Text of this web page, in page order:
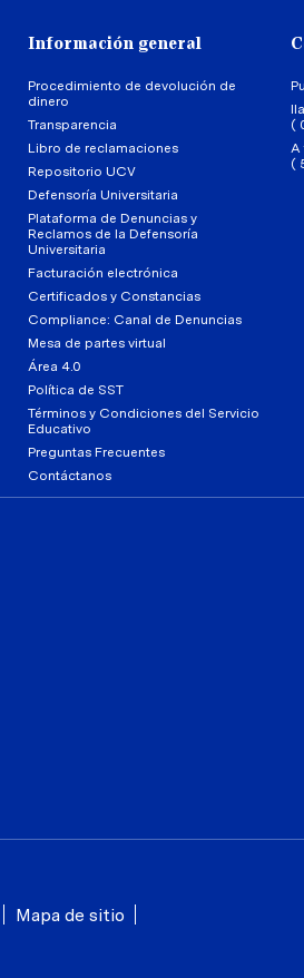
Información general
Procedimiento de devolución de
dinero
Transparencia
Libro de reclamaciones
Repositorio UCV
Defensoría Universitaria
Plataforma de Denuncias y
Reclamos de la Defensoría
Universitaria
Facturación electrónica
Certificados y Constancias
Compliance: Canal de Denuncias
Mesa de partes virtual
Área 4.0
Política de SST
Términos y Condiciones del Servicio
Educativo
Preguntas Frecuentes
Contáctanos
(
A
(
Mapa de sitio